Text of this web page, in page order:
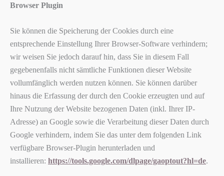
Browser Plugin
Sie können die Speicherung der Cookies durch eine
entsprechende Einstellung Ihrer Browser-Software verhindern;
wir weisen Sie jedoch darauf hin, dass Sie in diesem Fall
gegebenenfalls nicht sämtliche Funktionen dieser Website
vollumfänglich werden nutzen können. Sie können darüber
hinaus die Erfassung der durch den Cookie erzeugten und auf
Ihre Nutzung der Website bezogenen Daten (inkl. Ihrer IP-
Adresse) an Google sowie die Verarbeitung dieser Daten durch
Google verhindern, indem Sie das unter dem folgenden Link
verfügbare Browser-Plugin herunterladen und
installieren: https://tools.google.com/dlpage/gaoptout?hl=de.